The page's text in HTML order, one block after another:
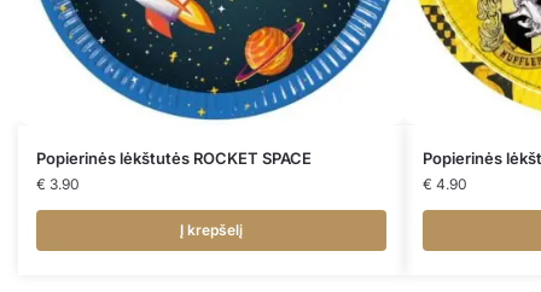
Popierinės lėkštutės ROCKET SPACE
€ 3.90
Į krepšelį
Popierinės
€ 4.90